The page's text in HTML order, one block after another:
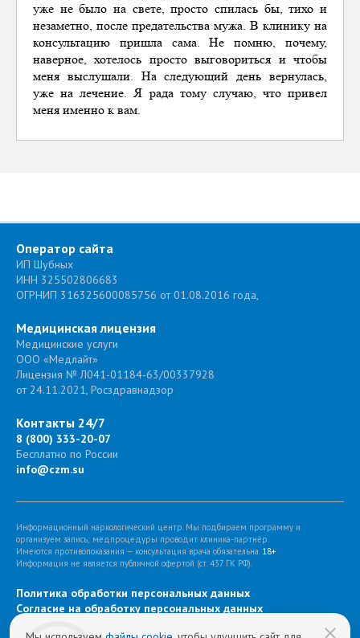
уже не было на свете, просто спилась бы, тихо и
незаметно, после предательства мужа. В клинику на
консультацию пришла сама. Не помню, почему,
наверное, хотелось просто выговориться и чтобы
меня выслушали. На следующий день вернулась,
уже на лечение. Я рада тому случаю, что привел
меня именно к вам.
Оператор сайта
ИП Шубных
ИНН 325502806683
ОГРНИП 316325600085756 от 01.08.2016 года,
Медицинская лицензия
Медицинские услуги
ООО «Медлайт»
Лицензия № Л041-01184-63/00337928
от 24.11.2021, Росздравнадзор
Контакты 24/7
8 (800) 333-20-07
Бесплатно по России
info@czm.su
Информационный наркологический центр. Мы подбираем программу и
организуем запись; медпроцедуры проводит клиника-партнёр.
Имеются противопоказания — консультация врача обязательна. 18+
Информация не является публичной офертой (ст. 437 ГК РФ).
Политика обработки персональных данных
Cогласие на обработку персональных данных